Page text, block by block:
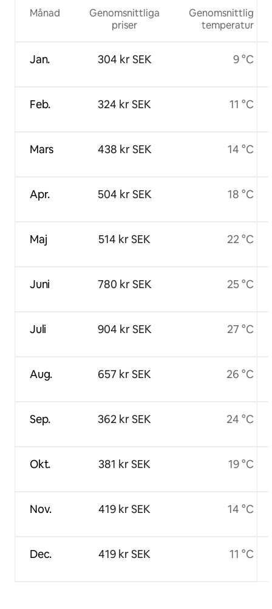
Månad
Jan.
Feb.
Mars
Apr.
Maj
Juni
Juli
Aug.
Sep.
Okt.
Nov.
Dec.
Genomsnittliga
priser
304 kr SEK
324 kr SEK
438 kr SEK
504 kr SEK
514 kr SEK
780 kr SEK
904 kr SEK
657 kr SEK
362 kr SEK
381 kr SEK
419 kr SEK
419 kr SEK
Genomsnittlig
temperatur
9 °C
11 °C
14 °C
18 °C
22 °C
25 °C
27 °C
26 °C
24 °C
19 °C
14 °C
11 °C